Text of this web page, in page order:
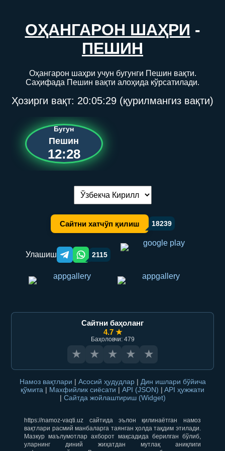
ОҲАНГАРОН ШАҲРИ -
ПЕШИН
Оҳангарон шаҳри учун бугунги Пешин вақти.
Саҳифада Пешин вақти алоҳида кўрсатилади.
Ҳозирги вақт: 20:05:30 (қурилмангиз вақти)
Бугун
Пешин
12:28
Тилни алмаштириш:
Сайтни хатчўп қилиш 18239
Улашиш Telegram orqali ulashish
WhatsApp orqali ulashish
2115
Сайтни баҳоланг
4.7 ★
Баҳоловчи: 479
★ ★ ★ ★ ★
Намоз вақтлари | Асосий ҳудудлар | Дин ишлари бўйича
қўмита | Махфийлик сиёсати | API (JSON) | API ҳужжати
| Сайтда жойлаштириш (Widget)
https://namoz-vaqti.uz сайтида эълон қилинаётган намоз
вақтлари расмий манбаларга таянган ҳолда тақдим этилади.
Мазкур маълумотлар ахборот мақсадида берилган бўлиб,
уларнинг диний жиҳатдан мутлақ аниқлиги